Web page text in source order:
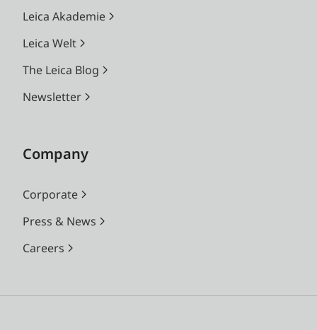
Leica Akademie
Leica Welt
The Leica Blog
Newsletter
Company
Corporate
Press & News
Careers